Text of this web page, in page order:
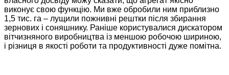
виконує свою функцію. Ми вже обробили ним приблизно
1,5 тис. га – лущили пожнивні рештки після збирання
зернових і соняшнику. Раніше користувалися дискатором
вітчизняного виробництва із меншою робочою шириною,
і різниця в якості роботи та продуктивності дуже помітна.